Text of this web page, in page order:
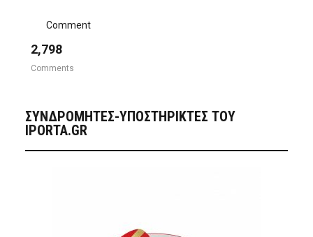
Comment
2,798
Comments
ΣΥΝΔΡΟΜΗΤΈΣ-ΥΠΟΣΤΗΡΙΚΤΈΣ ΤΟΥ
IPORTA.GR